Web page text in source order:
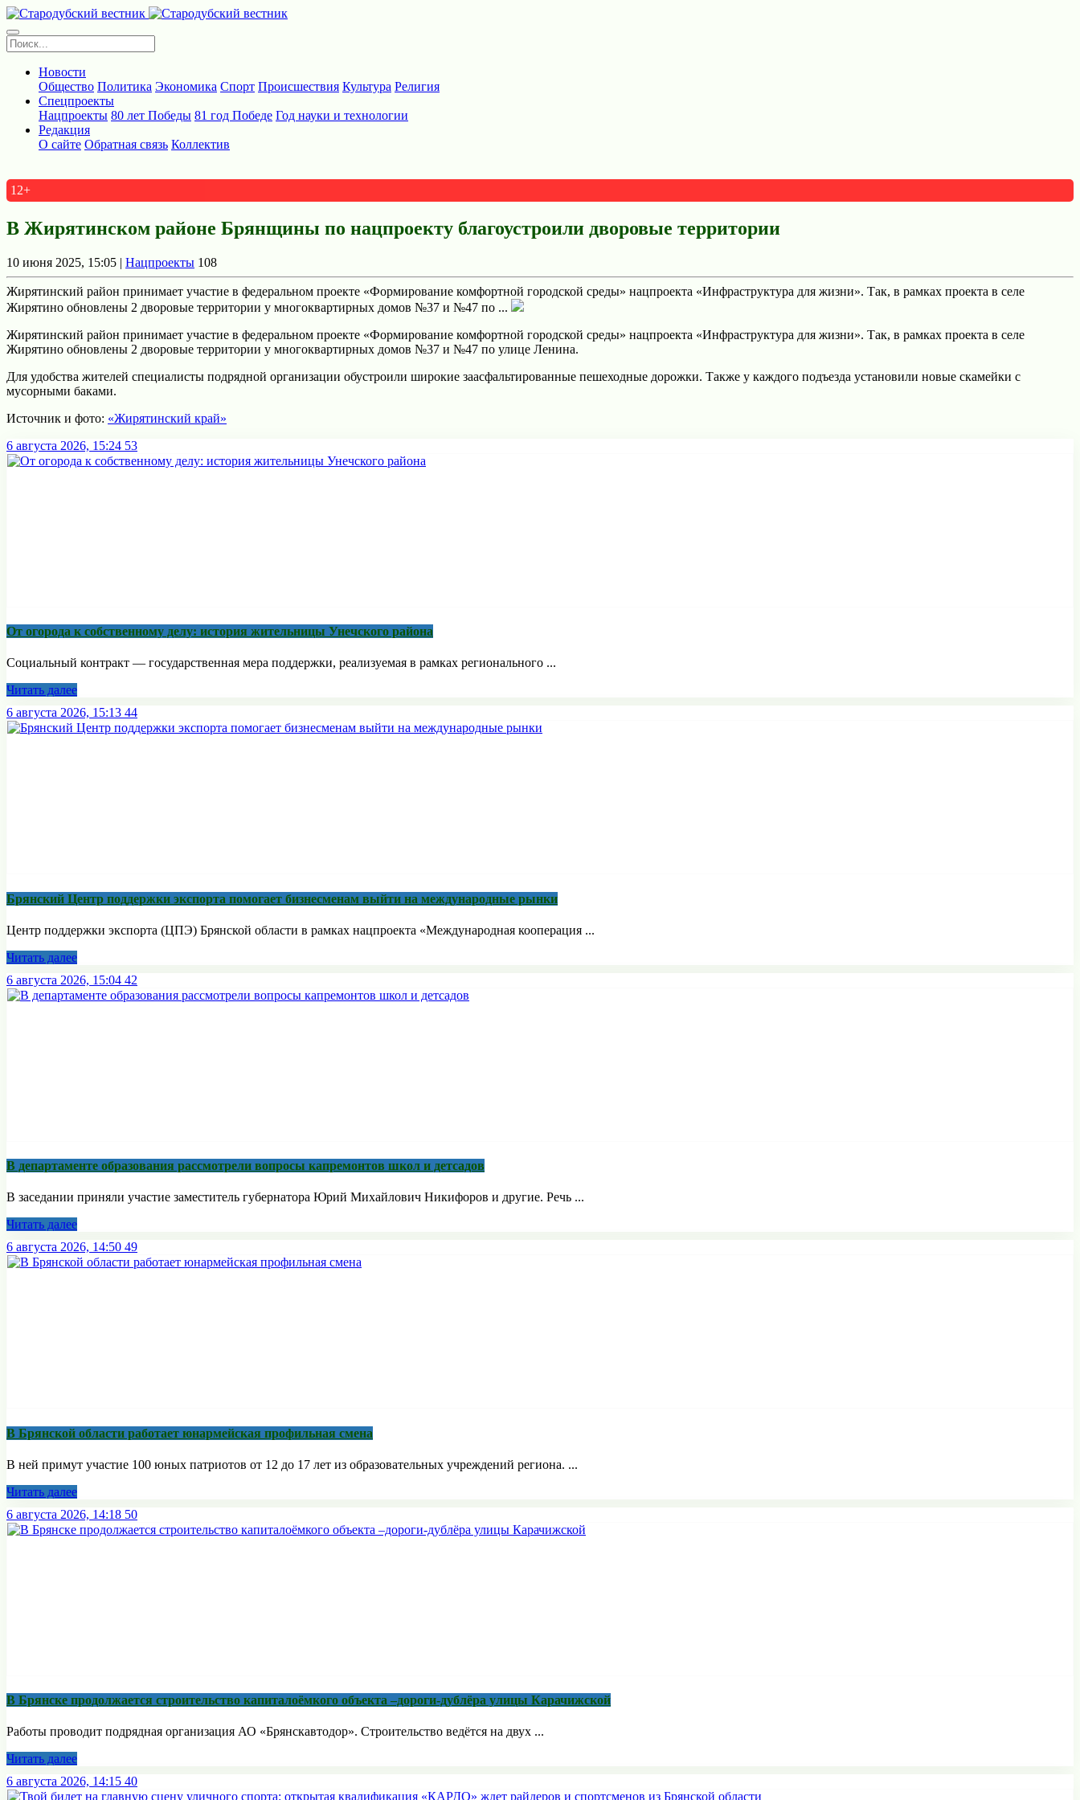
Новости
Общество Политика Экономика Спорт Происшествия Культура Религия
Спецпроекты
Нацпроекты 80 лет Победы 81 год Победе Год науки и технологии
Редакция
О сайте Обратная связь Коллектив
12+
В Жирятинском районе Брянщины по нацпроекту благоустроили дворовые территории
10 июня 2025, 15:05 | Нацпроекты 108
Жирятинский район принимает участие в федеральном проекте «Формирование комфортной городской среды» нацпроекта «Инфраструктура для жизни». Так, в рамках проекта в селе
Жирятино обновлены 2 дворовые территории у многоквартирных домов №37 и №47 по ...
Жирятинский район принимает участие в федеральном проекте «Формирование комфортной городской среды» нацпроекта «Инфраструктура для жизни». Так, в рамках проекта в селе
Жирятино обновлены 2 дворовые территории у многоквартирных домов №37 и №47 по улице Ленина.
Для удобства жителей специалисты подрядной организации обустроили широкие заасфальтированные пешеходные дорожки. Также у каждого подъезда установили новые скамейки с
мусорными баками.
Источник и фото: «Жирятинский край»
6 августа 2026, 15:24 53
От огорода к собственному делу: история жительницы Унечского района
Социальный контракт — государственная мера поддержки, реализуемая в рамках регионального ...
Читать далее
6 августа 2026, 15:13 44
Брянский Центр поддержки экспорта помогает бизнесменам выйти на международные рынки
Центр поддержки экспорта (ЦПЭ) Брянской области в рамках нацпроекта «Международная кооперация ...
Читать далее
6 августа 2026, 15:04 42
В департаменте образования рассмотрели вопросы капремонтов школ и детсадов
В заседании приняли участие заместитель губернатора Юрий Михайлович Никифоров и другие. Речь ...
Читать далее
6 августа 2026, 14:50 49
В Брянской области работает юнармейская профильная смена
В ней примут участие 100 юных патриотов от 12 до 17 лет из образовательных учреждений региона. ...
Читать далее
6 августа 2026, 14:18 50
В Брянске продолжается строительство капиталоёмкого объекта –дороги-дублёра улицы Карачижской
Работы проводит подрядная организация АО «Брянскавтодор». Строительство ведётся на двух ...
Читать далее
6 августа 2026, 14:15 40